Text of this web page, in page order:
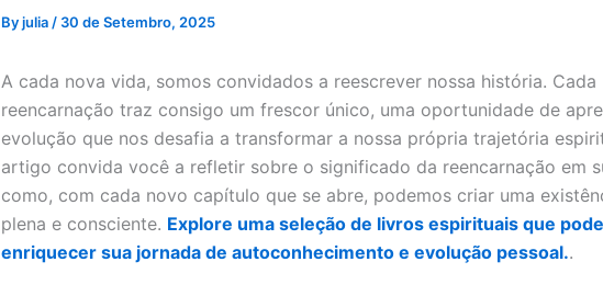
Byjulia / 30 de Setembro, 2025
A cada nova vida, somos convidados a reescrever nossa história. Cada
reencarnação traz consigo um frescor único, uma oportunidade de
evolução que nos desafia a transformar a nossa própria trajetória
artigo convida você a refletir sobre o significado da reencarnação em
como, com cada novo capítulo que se abre, podemos criar uma
plena e consciente. Explore uma seleção de livros espirituais que
enriquecer sua jornada de autoconhecimento e evolução pessoal..